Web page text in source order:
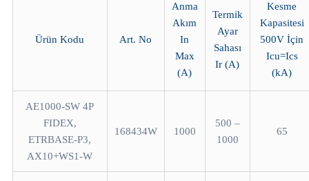
Ürün Kodu Art. No
Anma
Akım
In
Max
(A)
Termik
Ayar
Sahası
Ir (A)
Kesme
Kapasitesi
500V İçin
Icu=Ics
(kA)
AE1000-SW 4P
FIDEX,
ETRBASE-P3,
AX10+WS1-W
168434W 1000
500 –
1000
65